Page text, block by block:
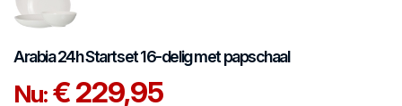
Arabia24hStartset 16-delig met papschaal
Nu:€ 229,95